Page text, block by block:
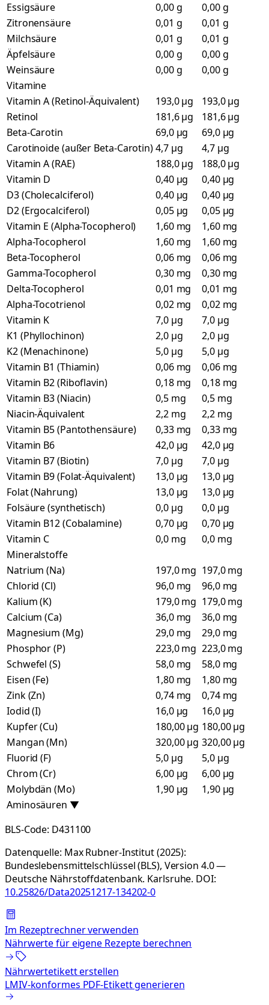
Essigsäure
0,00 g
0,00 g
Zitronensäure
0,01 g
0,01 g
Milchsäure
0,01 g
0,01 g
Äpfelsäure
0,00 g
0,00 g
Weinsäure
0,00 g
0,00 g
Vitamine
Vitamin A (Retinol-Äquivalent)
193,0 µg
193,0 µg
Retinol
181,6 µg
181,6 µg
Beta-Carotin
69,0 µg
69,0 µg
Carotinoide (außer Beta-Carotin)4,7 µg
4,7 µg
Vitamin A (RAE)
188,0 µg
188,0 µg
Vitamin D
0,40 µg
0,40 µg
D3 (Cholecalciferol)
0,40 µg
0,40 µg
D2 (Ergocalciferol)
0,05 µg
0,05 µg
Vitamin E (Alpha-Tocopherol)
1,60 mg
1,60 mg
Alpha-Tocopherol
1,60 mg
1,60 mg
Beta-Tocopherol
0,06 mg
0,06 mg
Gamma-Tocopherol
0,30 mg
0,30 mg
Delta-Tocopherol
0,01 mg
0,01 mg
Alpha-Tocotrienol
0,02 mg
0,02 mg
Vitamin K
7,0 µg
7,0 µg
K1 (Phyllochinon)
2,0 µg
2,0 µg
K2 (Menachinone)
5,0 µg
5,0 µg
Vitamin B1 (Thiamin)
0,06 mg
0,06 mg
Vitamin B2 (Riboflavin)
0,18 mg
0,18 mg
Vitamin B3 (Niacin)
0,5 mg
0,5 mg
Niacin-Äquivalent
2,2 mg
2,2 mg
Vitamin B5 (Pantothensäure)
0,33 mg
0,33 mg
Vitamin B6
42,0 µg
42,0 µg
Vitamin B7 (Biotin)
7,0 µg
7,0 µg
Vitamin B9 (Folat-Äquivalent)
13,0 µg
13,0 µg
Folat (Nahrung)
13,0 µg
13,0 µg
Folsäure (synthetisch)
0,0 µg
0,0 µg
Vitamin B12 (Cobalamine)
0,70 µg
0,70 µg
Vitamin C
0,0 mg
0,0 mg
Mineralstoffe
Natrium (Na)
197,0 mg 197,0 mg
Chlorid (Cl)
96,0 mg
96,0 mg
Kalium (K)
179,0 mg 179,0 mg
Calcium (Ca)
36,0 mg
36,0 mg
Magnesium (Mg)
29,0 mg
29,0 mg
Phosphor (P)
223,0 mg 223,0 mg
Schwefel (S)
58,0 mg
58,0 mg
Eisen (Fe)
1,80 mg
1,80 mg
Zink (Zn)
0,74 mg
0,74 mg
Iodid (I)
16,0 µg
16,0 µg
Kupfer (Cu)
180,00 µg 180,00 µg
Mangan (Mn)
320,00 µg 320,00 µg
Fluorid (F)
5,0 µg
5,0 µg
Chrom (Cr)
6,00 µg
6,00 µg
Molybdän (Mo)
1,90 µg
1,90 µg
Aminosäuren ▼
BLS-Code: D431100
Datenquelle: Max Rubner-Institut (2025):
Bundeslebensmittelschlüssel (BLS), Version 4.0 —
Deutsche Nährstoffdatenbank. Karlsruhe. DOI:
10.25826/Data20251217-134202-0
Im Rezeptrechner verwenden
Nährwerte für eigene Rezepte berechnen
Nährwertetikett erstellen
LMIV-konformes PDF-Etikett generieren